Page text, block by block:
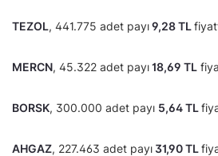
TEZOL, 441.775 adet payı9,28 TL
MERCN, 45.322 adet payı18,69 TL
BORSK, 300.000 adet payı 5,64 TL
AHGAZ, 227.463 adet payı31,90 TL